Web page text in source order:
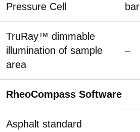
Pressure Cell bar
TruRay™ dimmable
illumination of sample
area
–
RheoCompass Software
Asphalt standard